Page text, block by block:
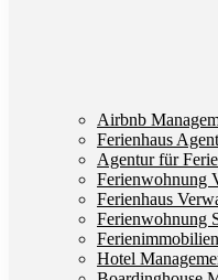
Airbnb
Ferienhaus
Agentur für
Ferienwohnung
Ferienhaus
Ferienwohnung
Hotel